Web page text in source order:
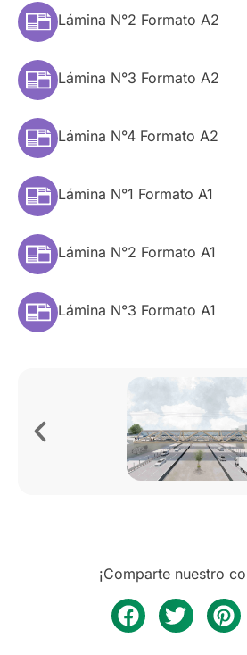
Lámina N°2 Formato A2
Lámina N°3 Formato A2
Lámina N°4 Formato A2
Lámina N°1 Formato A1
Lámina N°2 Formato A1
Lámina N°3 Formato A1
¡Comparte nuestro